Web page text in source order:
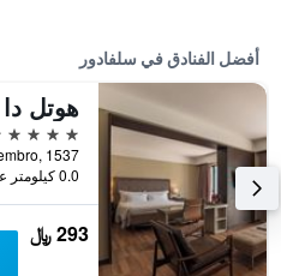
أفضل الفنادق في سلفادور
5 نجوم
0.0 كيلومتر عن وسط المدينة
293 ﷼